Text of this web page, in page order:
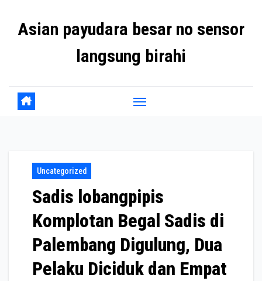
Asian payudara besar no sensor
langsung birahi
Uncategorized
Sadis lobangpipis
Komplotan Begal Sadis di
Palembang Digulung, Dua
Pelaku Diciduk dan Empat